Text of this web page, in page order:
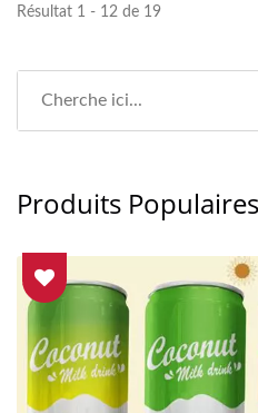
Résultat 1 - 12 de 19
Produits Populaires